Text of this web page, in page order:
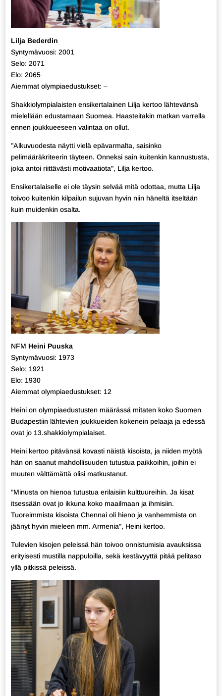
Lilja Bederdin
Syntymävuosi: 2001
Selo: 2071
Elo: 2065
Aiemmat olympiaedustukset: –
Shakkiolympialaisten ensikertalainen Lilja kertoo lähtevänsä
mielellään edustamaan Suomea. Haasteitakin matkan varrella
ennen joukkueeseen valintaa on ollut.
”Alkuvuodesta näytti vielä epävarmalta, saisinko
pelimääräkriteerin täyteen. Onneksi sain kuitenkin kannustusta,
joka antoi riittävästi motivaatiota”, Lilja kertoo.
Ensikertalaiselle ei ole täysin selvää mitä odottaa, mutta Lilja
toivoo kuitenkin kilpailun sujuvan hyvin niin häneltä itseltään
kuin muidenkin osalta.
NFM Heini Puuska
Syntymävuosi: 1973
Selo: 1921
Elo: 1930
Aiemmat olympiaedustukset: 12
Heini on olympiaedustusten määrässä mitaten koko Suomen
Budapestiin lähtevien joukkueiden kokenein pelaaja ja edessä
ovat jo 13.shakkiolympialaiset.
Heini kertoo pitävänsä kovasti näistä kisoista, ja niiden myötä
hän on saanut mahdollisuuden tutustua paikkoihin, joihin ei
muuten välttämättä olisi matkustanut.
”Minusta on hienoa tutustua erilaisiin kulttuureihin. Ja kisat
itsessään ovat jo ikkuna koko maailmaan ja ihmisiin.
Tuoreimmista kisoista Chennai oli hieno ja vanhemmista on
jäänyt hyvin mieleen mm. Armenia”, Heini kertoo.
Tulevien kisojen peleissä hän toivoo onnistumisia avauksissa
erityisesti mustilla nappuloilla, sekä kestävyyttä pitää pelitaso
yllä pitkissä peleissä.